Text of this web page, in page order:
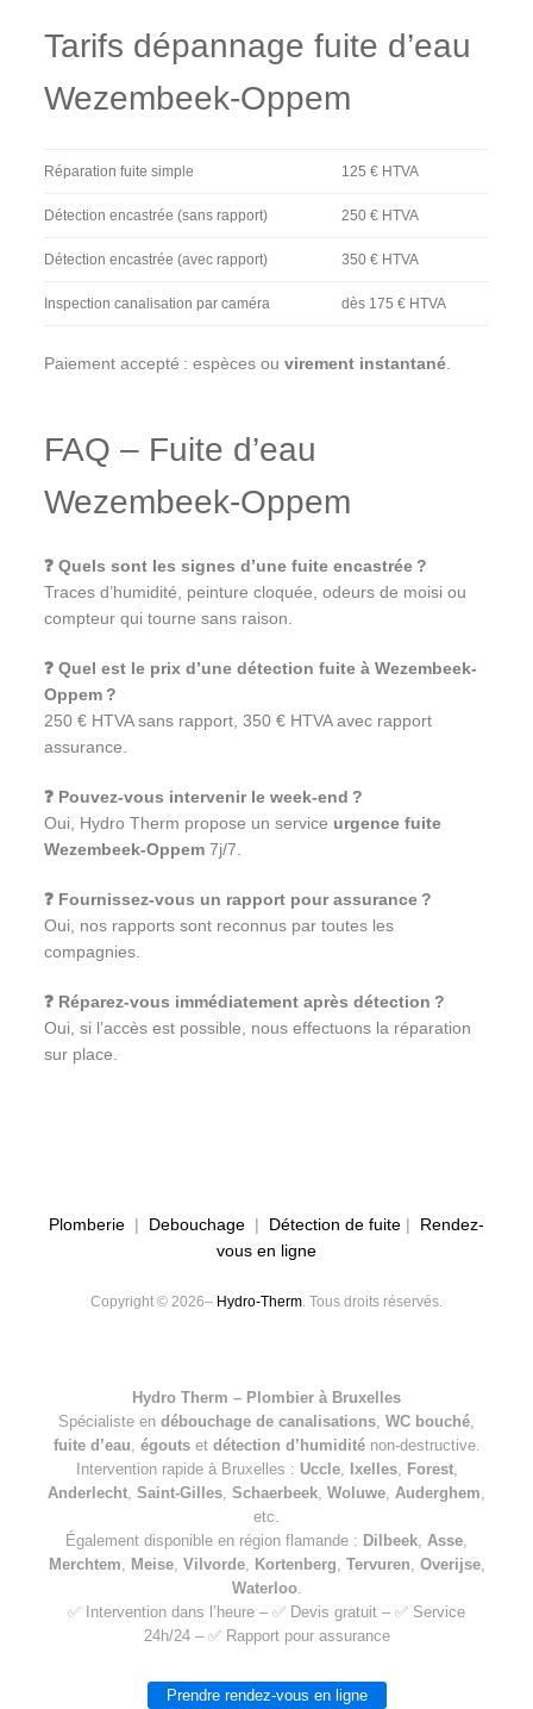
Tarifs dépannage fuite d’eau
Wezembeek-Oppem
Réparation fuite simple 125 € HTVA
Détection encastrée (sans rapport) 250 € HTVA
Détection encastrée (avec rapport) 350 € HTVA
Inspection canalisation par caméra dès 175 € HTVA
Paiement accepté : espèces ouvirement instantané
FAQ – Fuite d’eau
Wezembeek-Oppem
❓ Quels sont les signes d’une fuite encastrée ?
Traces d’humidité, peinture cloquée, odeurs de moisi ou
compteur qui tourne sans raison.
❓ Quel est le prix d’une détection fuite à Wezembeek-
Oppem ?
250 € HTVA sans rapport, 350 € HTVA avec rapport
assurance.
❓ Pouvez-vous intervenir le week-end ?
Oui, Hydro Therm propose un service urgence fuite
Wezembeek-Oppem 7j/7.
❓ Fournissez-vous un rapport pour assurance ?
Oui, nos rapports sont reconnus par toutes les
compagnies.
❓ Réparez-vous immédiatement après détection ?
Oui, si l’accès est possible, nous effectuons la réparation
sur place.
Plomberie | Debouchage | Détection de fuite | Rendez-
vous en ligne
Copyright © 2026– Hydro-Therm . Tous droits réservés.
Hydro Therm – Plombier à Bruxelles
Spécialiste en débouchage de canalisations WC bouché
fuite d’eau égoutset détection d’humiditénon-destructive.
Intervention rapide à Bruxelles : Uccle, Ixelles, Forest,
Anderlecht Saint-Gilles Schaerbeek Woluwe Auderghem
etc.
Également disponible en région flamande : Dilbeek Asse
Merchtem
Meise, Vilvorde, Kortenberg Tervuren Overijse,
Waterloo.
✅ Intervention dans l’heure – ✅ Devis gratuit – ✅ Service
24h/24 – ✅ Rapport pour assurance
Prendre rendez-vous en ligne